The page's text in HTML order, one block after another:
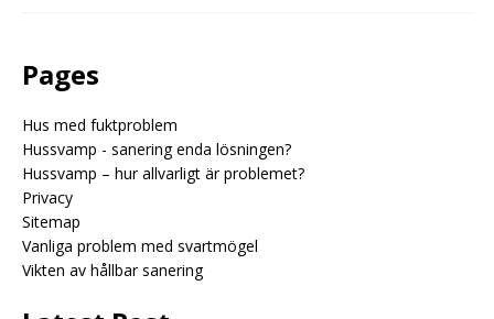
Pages
Hus med fuktproblem
Hussvamp - sanering enda lösningen?
Hussvamp – hur allvarligt är problemet?
Privacy
Sitemap
Vanliga problem med svartmögel
Vikten av hållbar sanering